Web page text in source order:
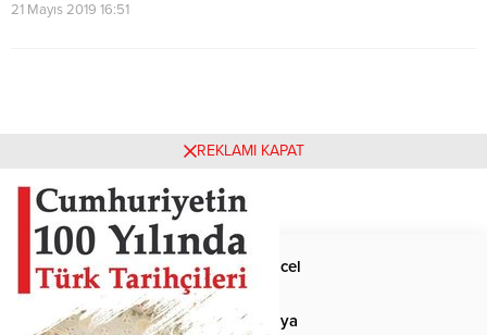
21 Mayıs 2019 16:51
Anasayfa Güncel
Siyaset Dünya
REKLAMI KAPAT